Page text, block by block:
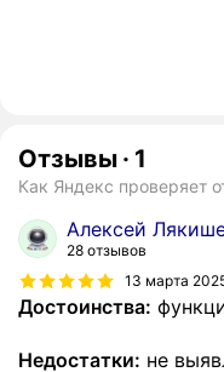
Отзывы · 1
Как Яндекс проверяет
Алексей
28 отзывов
13 марта
Достоинства:
Недостатки: не